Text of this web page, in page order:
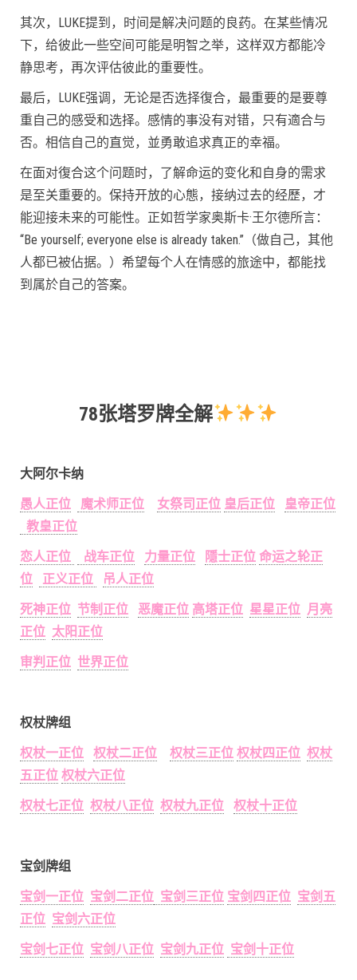
其次，LUKE提到，时间是解决问题的良药。在某些情况
下，给彼此一些空间可能是明智之举，这样双方都能冷
静思考，再次评估彼此的重要性。
最后，LUKE强调，无论是否选择復合，最重要的是要尊
重自己的感受和选择。感情的事没有对错，只有適合与
否。相信自己的直觉，並勇敢追求真正的幸福。
在面对復合这个问题时，了解命运的变化和自身的需求
是至关重要的。保持开放的心態，接纳过去的经歷，才
能迎接未来的可能性。正如哲学家奥斯卡·王尔德所言：
“Be yourself; everyone else is already taken.”（做自己，其他
人都已被佔据。）希望每个人在情感的旅途中，都能找
到属於自己的答案。
78张塔罗牌全解
大阿尔卡纳
愚人正位
魔术师正位 女祭司正位 皇后正位
皇帝正位
教皇正位
恋人正位
战车正位 力量正位 隱士正位 命运之轮正
位
正义正位
吊人正位
死神正位 节制正位 恶魔正位 高塔正位 星星正位 月亮
正位 太阳正位
审判正位 世界正位
权杖牌组
权杖一正位
权杖二正位 权杖三正位 权杖四正位 权杖
五正位 权杖六正位
权杖七正位 权杖八正位 权杖九正位 权杖十正位
宝剑牌组
宝剑一正位 宝剑二正位 宝剑三正位 宝剑四正位 宝剑五
正位 宝剑六正位
宝剑七正位 宝剑八正位 宝剑九正位 宝剑十正位